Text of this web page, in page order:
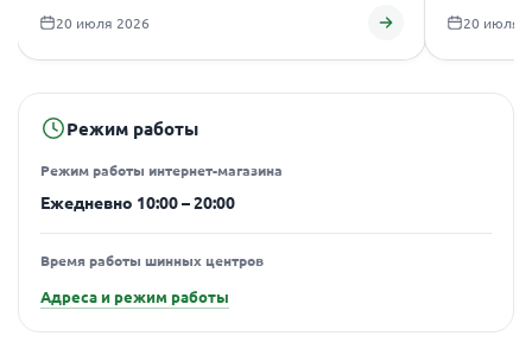
20 июля 2026 20 июля
Режим работы
Режим работы интернет-магазина
Ежедневно 10:00 – 20:00
Время работы шинных центров
Адреса и режим работы